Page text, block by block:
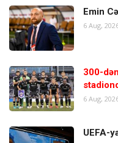
Emin
6 Aug,
300-
6 Aug,
UEFA-